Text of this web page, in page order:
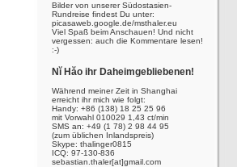
Bilder von unserer Südostasien-
Rundreise findest Du unter:
picasaweb.google.de/msthaler.eu
Viel Spaß beim Anschauen! Und nicht
vergessen: auch die Kommentare lesen!
:-)
Nĭ Hăo ihr Daheimgebliebenen!
Während meiner Zeit in Shanghai
erreicht ihr mich wie folgt:
Handy: +86 (138) 18 25 25 96
mit Vorwahl 010029 1,43 ct/min
SMS an: +49 (1 78) 2 98 44 95
(zum üblichen Inlandspreis)
Skype: thalinger0815
ICQ: 97-130-836
sebastian.thaler[at]gmail.com